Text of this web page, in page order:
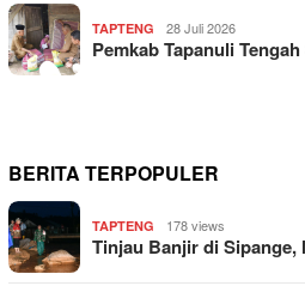
TAPTENG 28 Juli 2026
Pemkab Tapanuli
BERITA TERPOPULER
TAPTENG 178 views
Tinjau Banjir di